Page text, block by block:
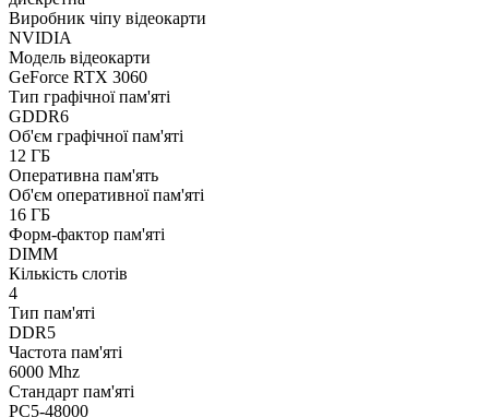
Виробник чіпу відеокарти
NVIDIA
Модель відеокарти
GeForce RTX 3060
Тип графічної пам'яті
GDDR6
Об'єм графічної пам'яті
12 ГБ
Оперативна пам'ять
Об'єм оперативної пам'яті
16 ГБ
Форм-фактор пам'яті
DIMM
Кількість слотів
4
Тип пам'яті
DDR5
Частота пам'яті
6000 Mhz
Стандарт пам'яті
PC5-48000